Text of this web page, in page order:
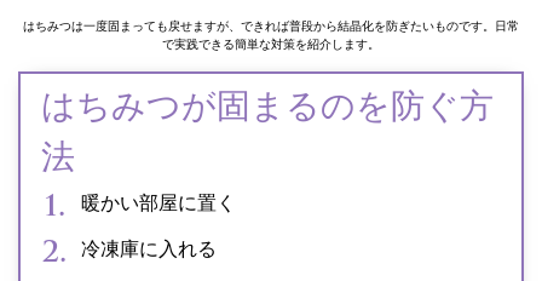
はちみつは一度固まっても戻せますが、できれば普段から結晶化を防ぎたいものです。日常
で実践できる簡単な対策を紹介します。
はちみつが固まるのを防ぐ方
法
暖かい部屋に置く
冷凍庫に入れる